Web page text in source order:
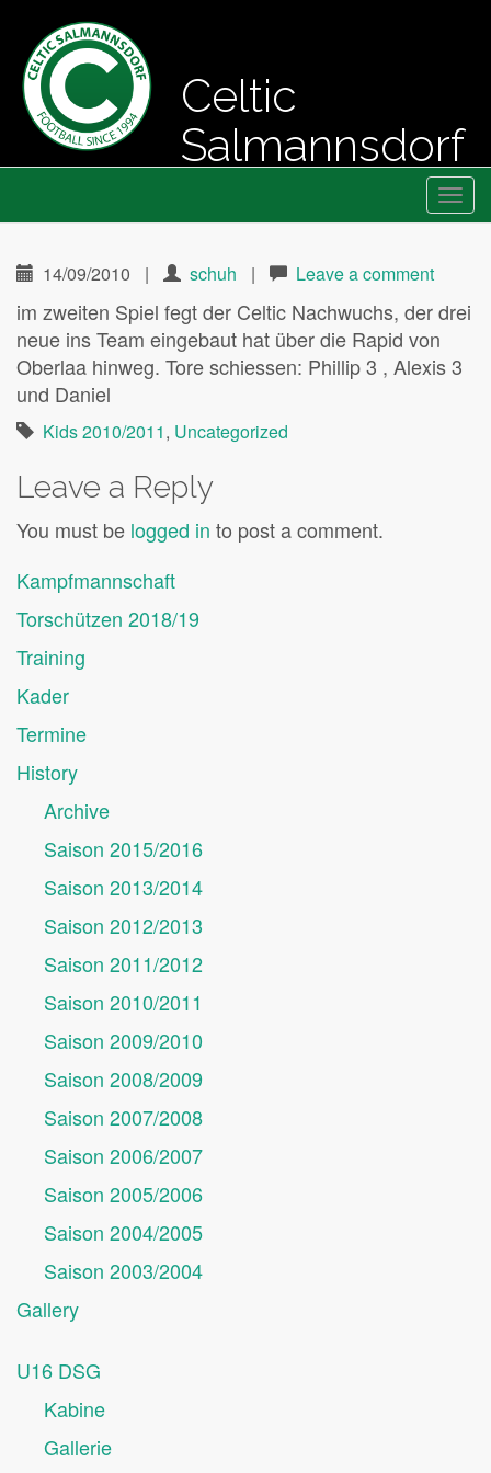
Celtic
Salmannsdorf
Menu
14/09/2010 | schuh | Leave a comment
im zweiten Spiel fegt der Celtic Nachwuchs, der drei
neue ins Team eingebaut hat über die Rapid von
Oberlaa hinweg. Tore schiessen: Phillip 3 , Alexis 3
und Daniel
Kids 2010/2011, Uncategorized
Leave a Reply
You must be logged in to post a comment.
Kampfmannschaft
Torschützen 2018/19
Training
Kader
Termine
History
Archive
Saison 2015/2016
Saison 2013/2014
Saison 2012/2013
Saison 2011/2012
Saison 2010/2011
Saison 2009/2010
Saison 2008/2009
Saison 2007/2008
Saison 2006/2007
Saison 2005/2006
Saison 2004/2005
Saison 2003/2004
Gallery
U16 DSG
Kabine
Gallerie